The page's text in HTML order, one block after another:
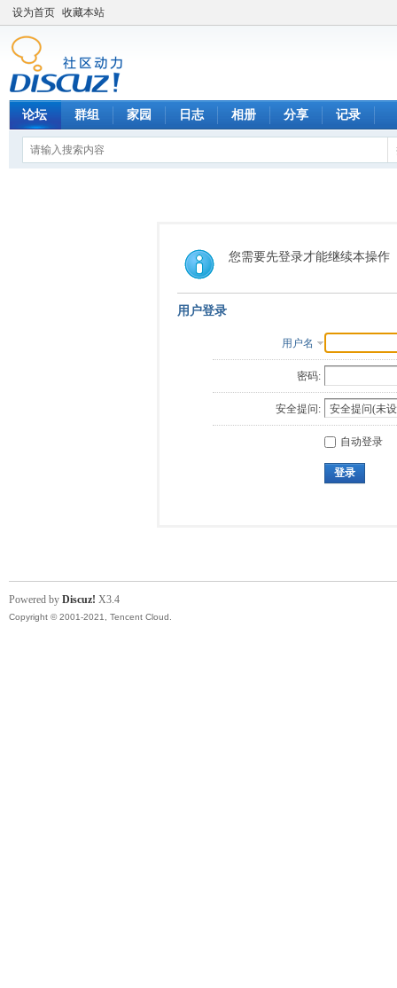
设为首页 收藏本站
论坛 群组 家园 日志 相册 分享 记录
您需要先登录才能继续本操作
用户登录
用户名
密码:
安全提问:
自动登录
登录
Powered by Discuz! X3.4
Copyright © 2001-2021, Tencent Cloud.